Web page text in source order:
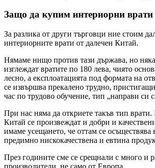
Защо да купим интериорни
За разлика от други търговци ние стоим
интериорните врати от далечен Китай.
Нямаме нищо против тази държава, но
изглеждат вратите по 180 лева, чиято
лесно, а експлоатацията под формата на
се извършва прекалено трудно,
час по трудово обучение, тип „направи си
При нас няма да откриете такъв тип врати.
Китай се произвеждат и добри и
имаме усещането, че оттам се осъществява
предимно нискокачествена и евтина
През годините сме се срещнали с много и
производители, не само от Европа.